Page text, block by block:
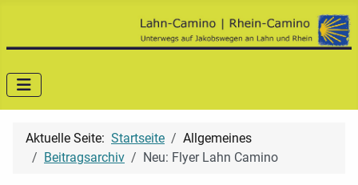
Aktuelle Seite: Startseite
Allgemeines
Beitragsarchiv
Neu: Flyer Lahn Camino